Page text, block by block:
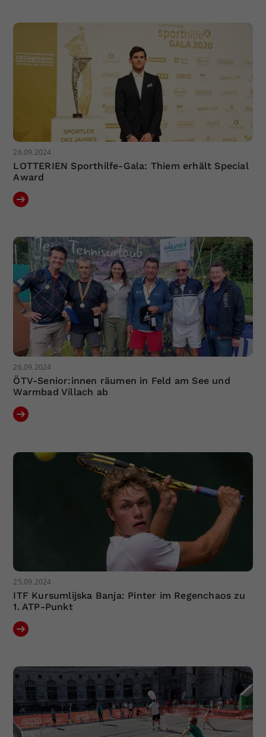
26.09.2024
LOTTERIEN Sporthilfe-Gala: Thiem erhält Special
Award
26.09.2024
ÖTV-Senior:innen räumen in Feld am See und
Warmbad Villach ab
25.09.2024
ITF Kursumlijska Banja: Pinter im Regenchaos zu
1. ATP-Punkt
Zweck
Einstellungen. Unter anderem eine
zufällig generierte ID, für die
historische Speicherung Ihrer
vorgenommen Einstellungen, falls der
Webseiten-Betreiber dies eingestellt
hat.